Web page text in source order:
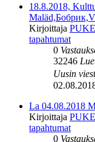
18.8.2018,
Kirjoittaja PUKE
tapahtumat
0
32246
Uusin
La 04.08.2018
Kirjoittaja PUKE
tapahtumat
0